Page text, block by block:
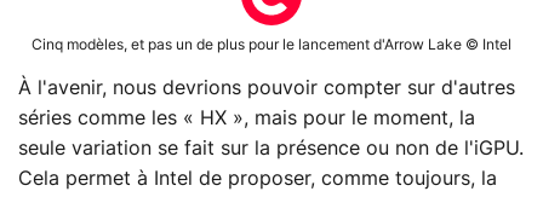
Cinq modèles, et pas un de plus pour le lancement d'Arrow Lake © Intel
À l'avenir, nous devrions pouvoir compter sur d'autres
séries comme les « HX », mais pour le moment, la
seule variation se fait sur la présence ou non de l'iGPU.
Cela permet à Intel de proposer, comme toujours, la